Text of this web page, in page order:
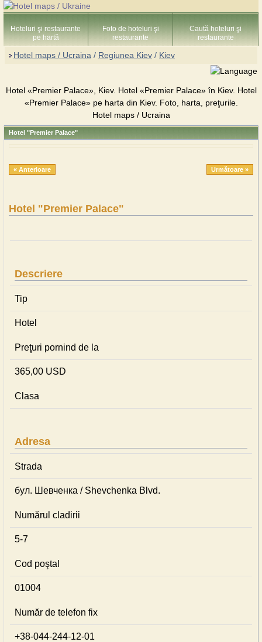
Hoteluri şi restaurante
pe hartă
Foto de hoteluri şi
restaurante
Caută hoteluri şi
restaurante
Hotel maps / Ucraina / Regiunea Kiev / Kiev
Hotel «Premier Palace», Kiev. Hotel «Premier Palace» în Kiev. Hotel
«Premier Palace» pe harta din Kiev. Foto, harta, preţurile.
Hotel maps / Ucraina
Hotel "Premier Palace"
« Anterioare Următoare »
Hotel "Premier Palace"
Descriere
Tip
Hotel
Preţuri pornind de la
365,00 USD
Clasa
Adresa
Strada
бул. Шевченка / Shevchenka Blvd.
Numărul cladirii
5-7
Cod poştal
01004
Număr de telefon fix
+38-044-244-12-01